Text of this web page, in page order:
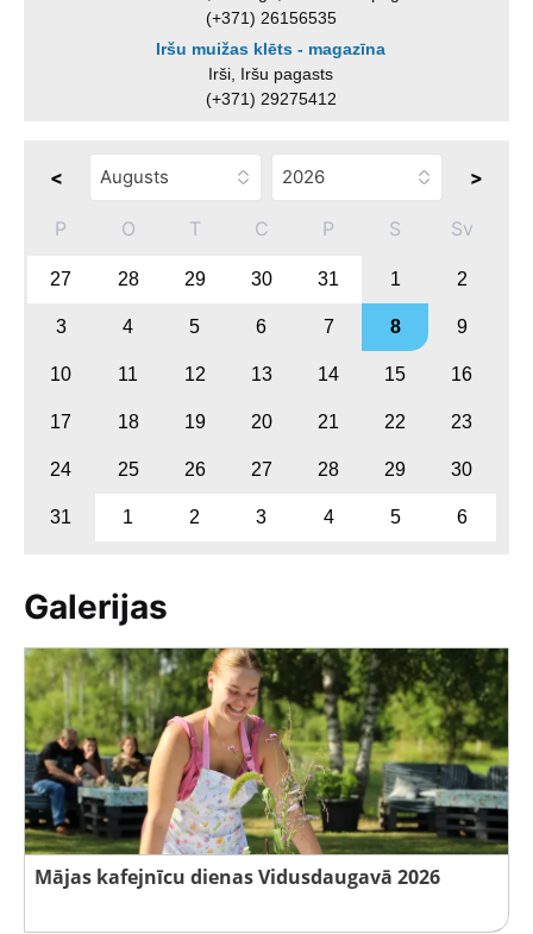
(+371) 26156535
Iršu muižas klēts - magazīna
Irši, Iršu pagasts
(+371) 29275412
< >
P O T C P S Sv
27 28 29 30 31 1 2
3 4 5 6 7 8 9
10 11 12 13 14 15 16
17 18 19 20 21 22 23
24 25 26 27 28 29 30
31 1 2 3 4 5 6
Galerijas
Mājas kafejnīcu dienas Vidusdaugavā 2026